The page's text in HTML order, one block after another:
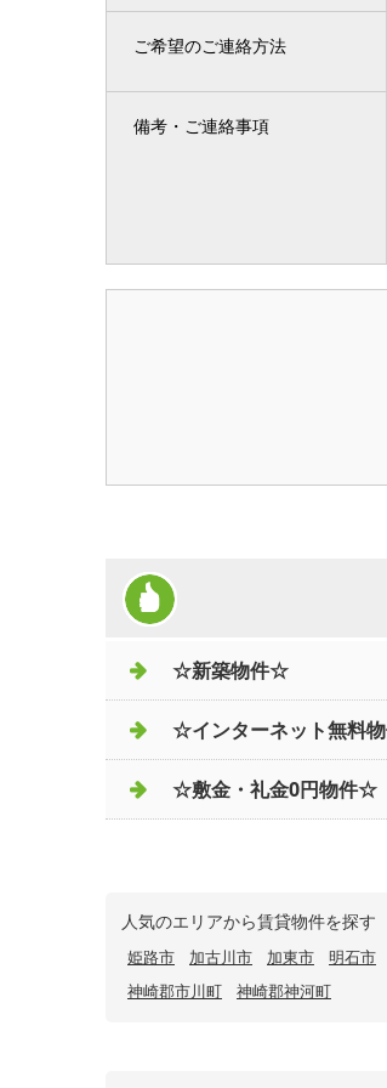
ご希望のご連絡方法
備考・ご連絡事項
☆新築物件☆
☆インターネット無料
☆敷金・礼金0円物件☆
人気のエリアから賃貸物件を探す
姫路市 加古川市 加東市 明石市
神崎郡市川町
神崎郡神河町